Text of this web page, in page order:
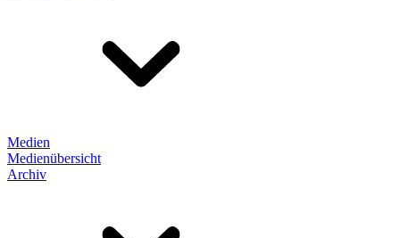
Medien
Medienübersicht
Archiv